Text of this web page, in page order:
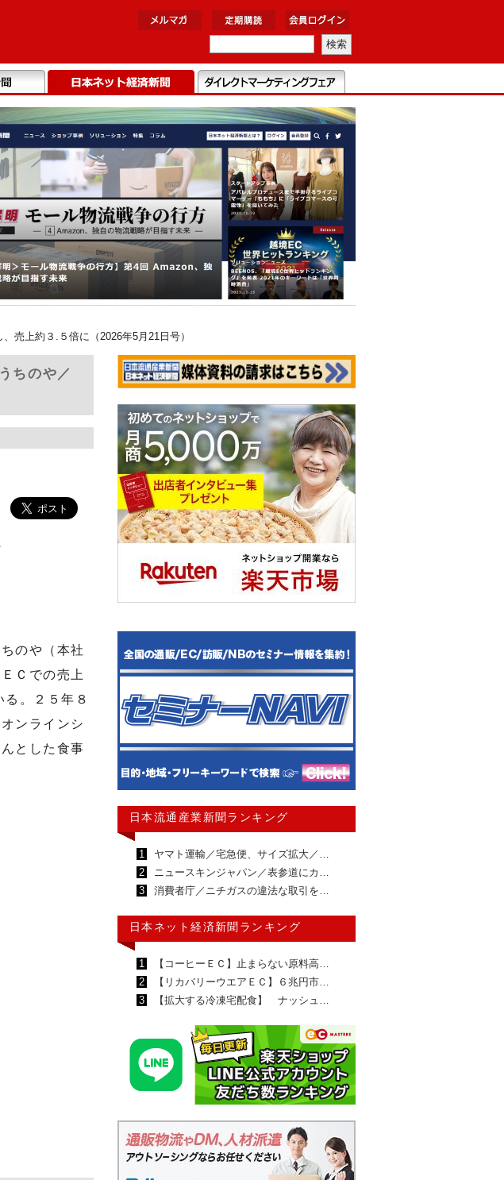
売上約３.５倍に（2026年5月21日号）
ちのや／
のや（本社
Ｃでの売上
。２５年８
ンラインシ
とした食事
日本流通産業新聞ランキング
1
ヤマト運輸／宅急便、サイズ拡大／…
2
ニュースキンジャパン／表参道にカ…
3
消費者庁／ニチガスの違法な取引を…
日本ネット経済新聞ランキング
1
【コーヒーＥＣ】止まらない原料高…
2
【リカバリーウエアＥＣ】６兆円市…
3
【拡大する冷凍宅配食】 ナッシュ…